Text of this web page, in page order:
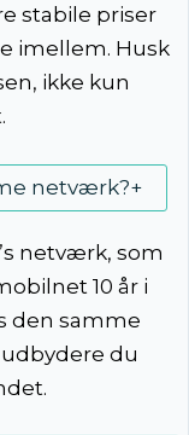
stabile priser
imellem. Husk
ikke kun
netværk?+
netværk, som
10 år i
den samme
du